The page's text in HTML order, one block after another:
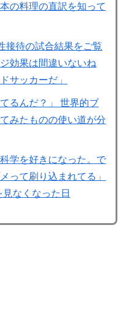
の料理の直訳を知って
接待の試合結果をご覧
効果は間違いないね
サッカーだ」
るんだ？」 世界的ブ
みたものの使い道が分
学を好きになった。で
って刷り込まれてる」
なくなった日